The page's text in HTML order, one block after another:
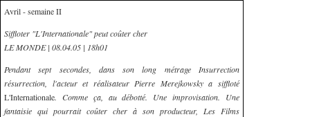
Avril - semaine II
Siffloter "L'Internationale" peut coûter cher
LE MONDE | 08.04.05 | 18h01
Pendant sept secondes, dans son long métrage Insurrection
résurrection, l'acteur et réalisateur Pierre Merejkowsky a siffloté
L'Internationale. Comme ça, au débotté. Une improvisation. Une
fantaisie qui pourrait coûter cher à son producteur, Les Films